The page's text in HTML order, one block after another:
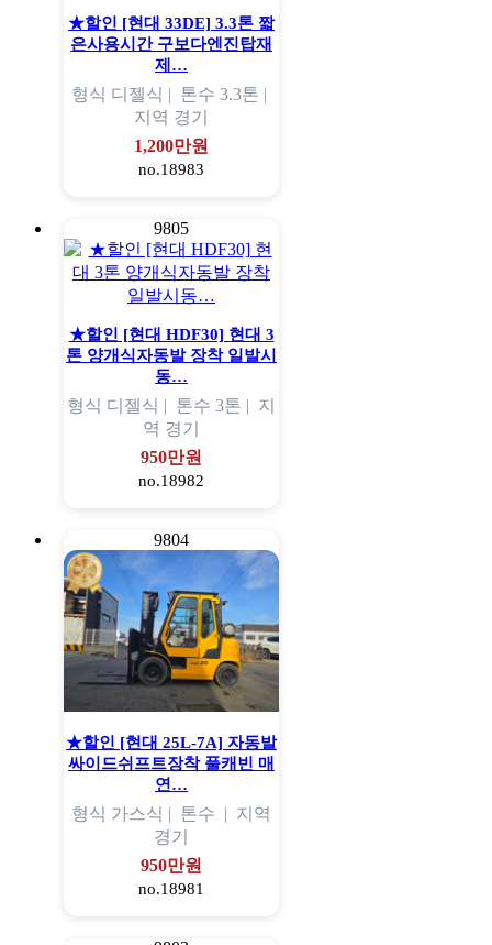
★할인 [현대 33DE] 3.3톤 짧
은사용시간 구보다엔진탑재
제…
형식 디젤식 | 톤수 3.3톤 |
지역 경기
1,200만원
no.18983
9805
★할인 [현대 HDF30] 현대 3
톤 양개식자동발 장착 일발시
동…
형식 디젤식 | 톤수 3톤 | 지
역 경기
950만원
no.18982
9804
★할인 [현대 25L-7A] 자동발
싸이드쉬프트장착 풀캐빈 매
연…
형식 가스식 | 톤수 | 지역
경기
950만원
no.18981